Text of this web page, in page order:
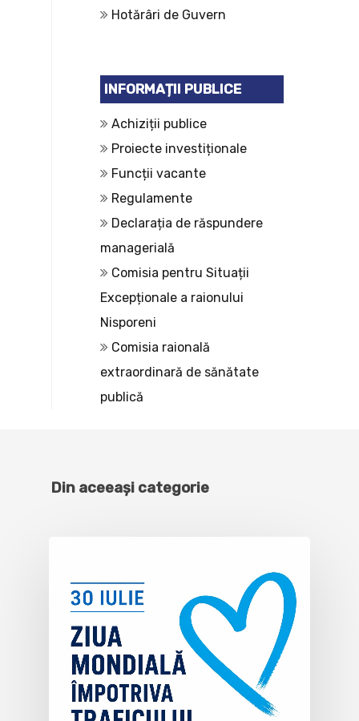
Hotărâri de Guvern
INFORMAȚII PUBLICE
Achiziții publice
Proiecte investiționale
Funcții vacante
Regulamente
Declarația de răspundere
managerială
Comisia pentru Situații
Excepționale a raionului
Nisporeni
Comisia raională
extraordinară de sănătate
publică
Din aceeași categorie